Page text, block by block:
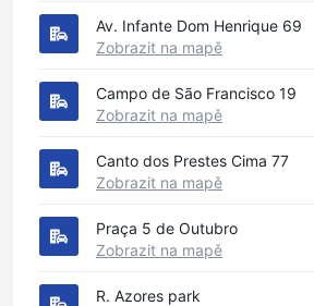
Av. Infante Dom Henrique 69
Zobrazit na mapě
Campo de São Francisco 19
Zobrazit na mapě
Canto dos Prestes Cima 77
Zobrazit na mapě
Praça 5 de Outubro
Zobrazit na mapě
R. Azores park